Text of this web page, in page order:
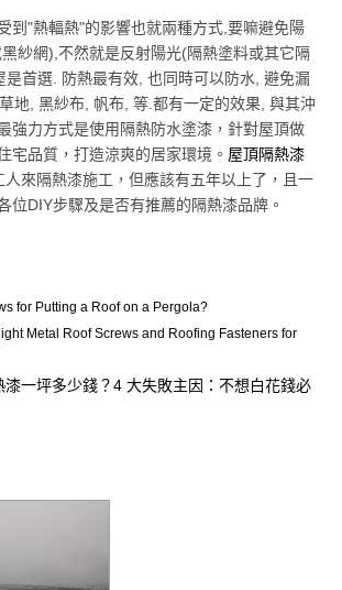
到"熱輻熱"的影響也就兩種方式,要嘛避免陽
紗網),不然就是反射陽光(隔熱塗料或其它隔
是首選. 防熱最有效, 也同時可以防水, 避免漏
地, 黑紗布, 帆布, 等.都有一定的效果, 與其沖
強力方式是使用隔熱防水塗漆，針對屋頂做
宅品質，打造涼爽的居家環境。 屋頂隔熱漆
人來隔熱漆施工，但應該有五年以上了，且一
位DIY步驟及是否有推薦的隔熱漆品牌。
for Putting a Roof on a Pergola?
Metal Roof Screws and Roofing Fasteners for
漆一坪多少錢？4 大失敗主因：不想白花錢必